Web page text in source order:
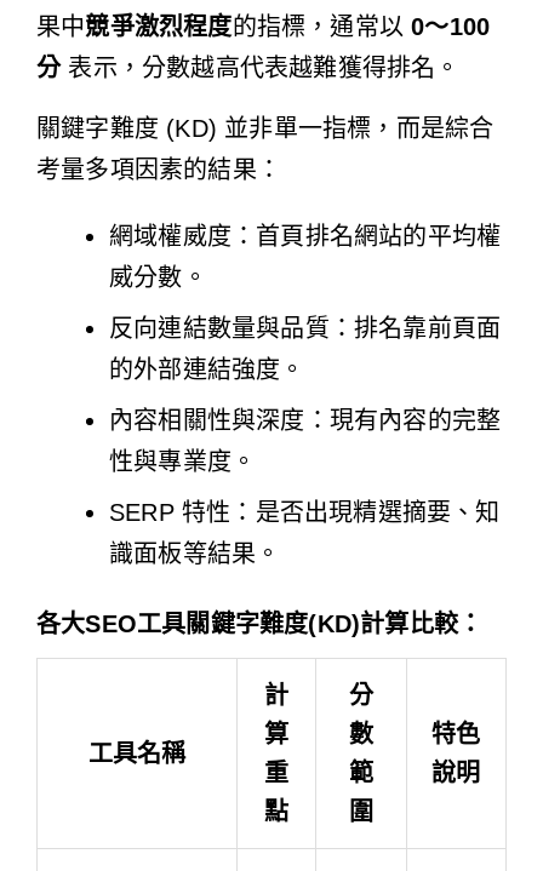
果中競爭激烈程度的指標，通常以0～100
分表示，分數越高代表越難獲得排名。
關鍵字難度 (KD) 並非單一指標，而是綜合
考量多項因素的結果：
網域權威度：首頁排名網站的平均權
威分數。
反向連結數量與品質：排名靠前頁面
的外部連結強度。
內容相關性與深度：現有內容的完整
性與專業度。
SERP 特性：是否出現精選摘要、知
識面板等結果。
各大SEO工具關鍵字難度(KD)計算比較：
工具名稱
計
算
重
點
分
數
範
圍
特色
說明